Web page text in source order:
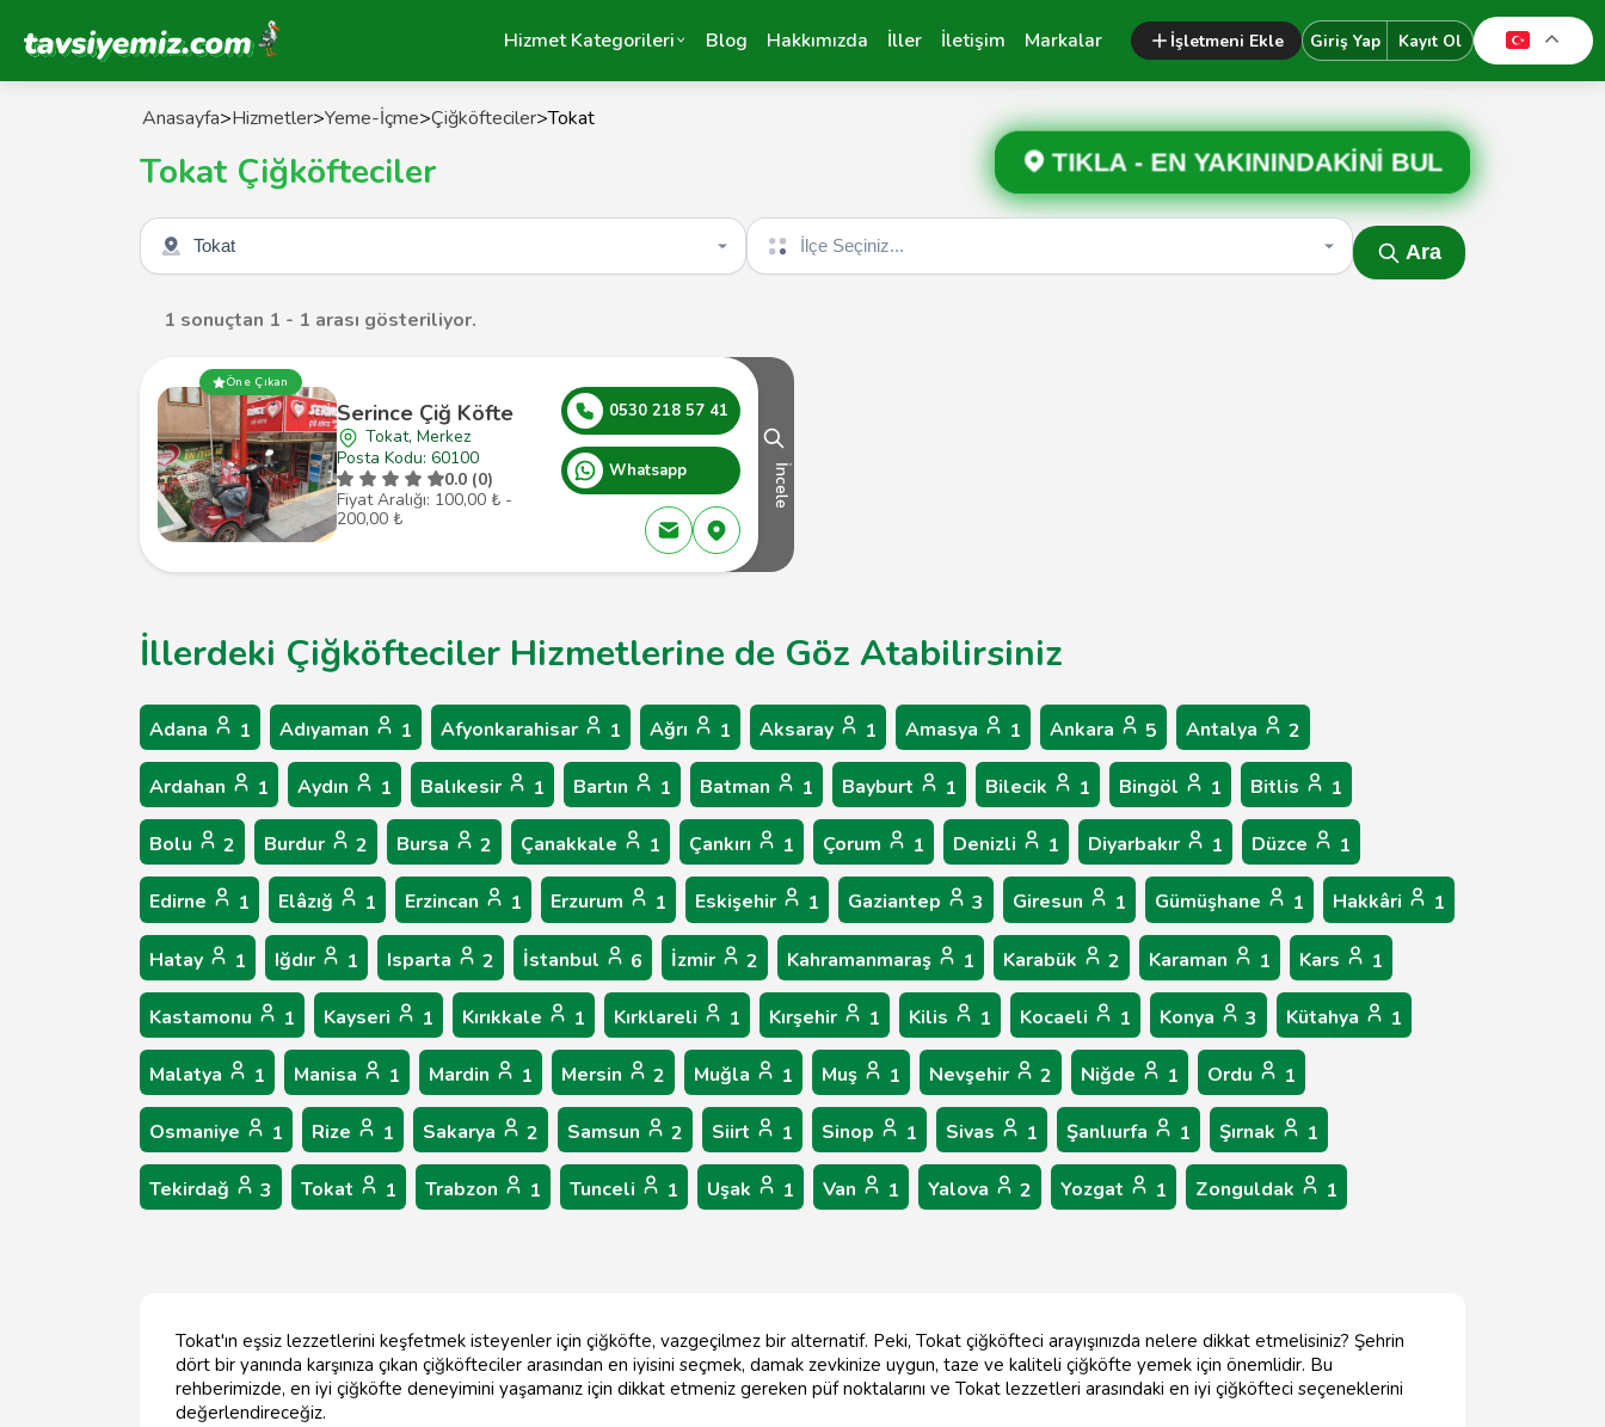
Tavsiyemiz Anasayfa Hizmet Kategorileri Blog Hakkımızda İller İletişim Markalar İşletmeni Ekle Giriş Yap Kayıt Ol
Anasayfa>Hizmetler>Yeme-İçme>Çiğköfteciler>Tokat
Tokat Çiğköfteciler TIKLA -EN YAKININDAKİNİ BUL
Şehir seçin İlçe seçin
Ara
1 sonuçtan 1 - 1 arası gösteriliyor.
Öne Çıkan
Serince Çiğ Köfte
Tokat, Merkez
Posta Kodu: 60100
0.0 (0)
Fiyat Aralığı: 100,00 ₺ -
200,00 ₺
0530 218 57 41
Whatsapp İncele
İllerdeki Çiğköfteciler Hizmetlerine de Göz Atabilirsiniz
Adana 1 Adıyaman 1 Afyonkarahisar 1 Ağrı 1 Aksaray 1 Amasya 1 Ankara 5 Antalya 2
Ardahan 1 Aydın 1 Balıkesir 1 Bartın 1 Batman 1 Bayburt 1 Bilecik 1 Bingöl 1 Bitlis 1
Bolu 2 Burdur 2 Bursa 2 Çanakkale 1 Çankırı 1 Çorum 1 Denizli 1 Diyarbakır 1 Düzce 1
Edirne 1 Elâzığ 1 Erzincan 1 Erzurum 1 Eskişehir 1 Gaziantep 3 Giresun 1 Gümüşhane 1 Hakkâri 1
Hatay 1 Iğdır 1 Isparta 2 İstanbul 6 İzmir 2 Kahramanmaraş 1 Karabük 2 Karaman 1 Kars 1
Kastamonu 1 Kayseri 1 Kırıkkale 1 Kırklareli 1 Kırşehir 1 Kilis 1 Kocaeli 1 Konya 3 Kütahya 1
Malatya 1 Manisa 1 Mardin 1 Mersin 2 Muğla 1 Muş 1 Nevşehir 2 Niğde 1 Ordu 1
Osmaniye 1 Rize 1 Sakarya 2 Samsun 2 Siirt 1 Sinop 1 Sivas 1 Şanlıurfa 1 Şırnak 1
Tekirdağ 3 Tokat 1 Trabzon 1 Tunceli 1 Uşak 1 Van 1 Yalova 2 Yozgat 1 Zonguldak 1
Tokat'ın eşsiz lezzetlerini keşfetmek isteyenler için çiğköfte, vazgeçilmez bir alternatif. Peki, Tokat çiğköfteci arayışınızda nelere dikkat etmelisiniz? Şehrin
dört bir yanında karşınıza çıkan çiğköfteciler arasından en iyisini seçmek, damak zevkinize uygun, taze ve kaliteli çiğköfte yemek için önemlidir. Bu
rehberimizde, en iyi çiğköfte deneyimini yaşamanız için dikkat etmeniz gereken püf noktalarını ve Tokat lezzetleri arasındaki en iyi çiğköfteci seçeneklerini
değerlendireceğiz.